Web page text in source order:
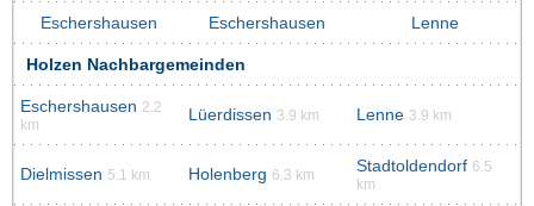
Eschershausen Eschershausen Lenne
Holzen Nachbargemeinden
Eschershausen 2.2
km
Lüerdissen 3.9 km Lenne 3.9 km
Dielmissen 5.1 km Holenberg 6.3 km Stadtoldendorf 6.5
km